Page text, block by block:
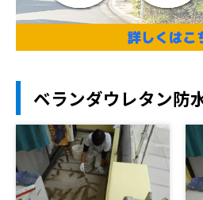
ベランダウレタン防